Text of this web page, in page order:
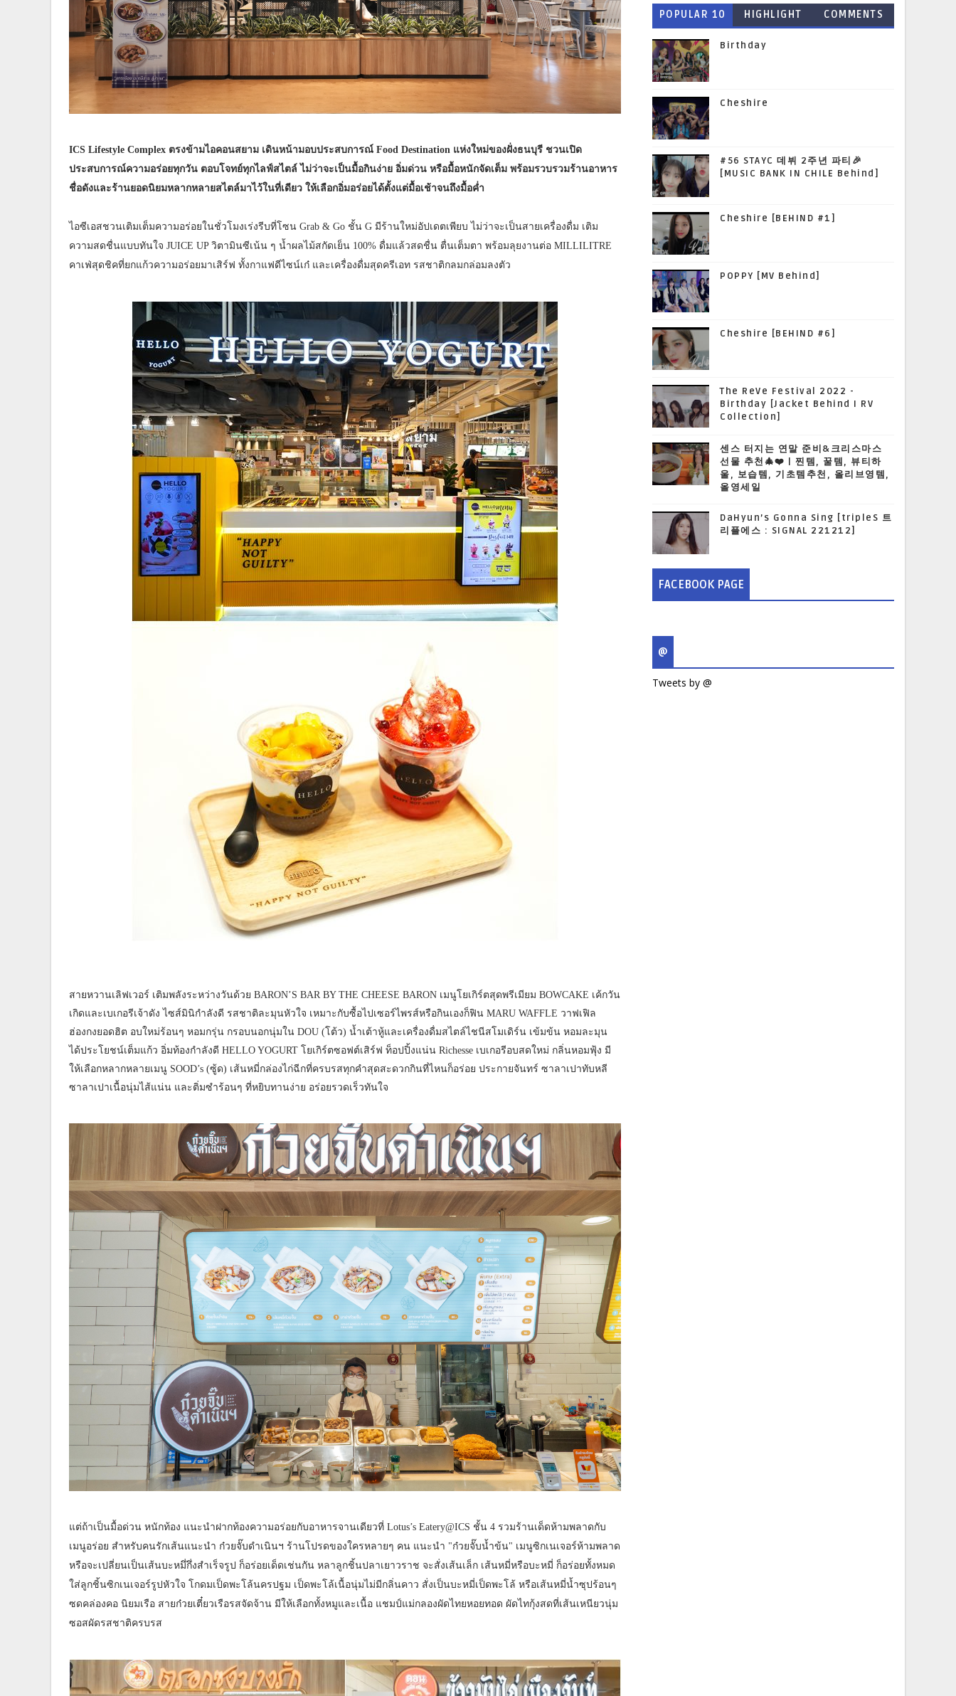
ICS Lifestyle Complex ตรงข้ามไอคอนสยาม เดินหน้ามอบประสบการณ์ Food Destination แห่งใหม่ของฝั่งธนบุรี ชวนเปิด
ประสบการณ์ความอร่อยทุกวัน ตอบโจทย์ทุกไลฟ์สไตล์ ไม่ว่าจะเป็นมื้อกินง่าย อิ่มด่วน หรือมื้อหนักจัดเต็ม พร้อมรวบรวมร้านอาหาร
ชื่อดังและร้านยอดนิยมหลากหลายสไตล์มาไว้ในที่เดียว ให้เลือกอิ่มอร่อยได้ตั้งแต่มื้อเช้าจนถึงมื้อค่ำ
ไอซีเอสชวนเติมเต็มความอร่อยในชั่วโมงเร่งรีบที่โซน Grab & Go ชั้น G มีร้านใหม่อัปเดตเพียบ ไม่ว่าจะเป็นสายเครื่องดื่ม เติม
ความสดชื่นแบบทันใจ JUICE UP วิตามินซีเน้น ๆ น้ำผลไม้สกัดเย็น 100% ดื่มแล้วสดชื่น ตื่นเต็มตา พร้อมลุยงานต่อ MILLILITRE
คาเฟ่สุดชิคที่ยกแก้วความอร่อยมาเสิร์ฟ ทั้งกาแฟดีไซน์เก๋ และเครื่องดื่มสุดครีเอท รสชาติกลมกล่อมลงตัว
สายหวานเลิฟเวอร์ เติมพลังระหว่างวันด้วย BARON’S BAR BY THE CHEESE BARON เมนูโยเกิร์ตสุดพรีเมียม BOWCAKE เค้กวัน
เกิดและเบเกอรีเจ้าดัง ไซส์มินิกำลังดี รสชาติละมุนหัวใจ เหมาะกับซื้อไปเซอร์ไพรส์หรือกินเองก็ฟิน MARU WAFFLE วาฟเฟิล
ฮ่องกงยอดฮิต อบใหม่ร้อนๆ หอมกรุ่น กรอบนอกนุ่มใน DOU (โต้ว) น้ำเต้าหู้และเครื่องดื่มสไตล์ไชนีสโมเดิร์น เข้มข้น หอมละมุน
ได้ประโยชน์เต็มแก้ว อิ่มท้องกำลังดี HELLO YOGURT โยเกิร์ตซอฟต์เสิร์ฟ ท็อปปิ้งแน่น Richesse เบเกอรีอบสดใหม่ กลิ่นหอมฟุ้ง มี
ให้เลือกหลากหลายเมนู SOOD’s (ซู้ด) เส้นหมี่กล่องไก่ฉีกที่ครบรสทุกคำสุดสะดวกกินที่ไหนก็อร่อย ประกายจันทร์ ซาลาเปาทับหลี
ซาลาเปาเนื้อนุ่มไส้แน่น และติ่มซำร้อนๆ ที่หยิบทานง่าย อร่อยรวดเร็วทันใจ
แต่ถ้าเป็นมื้อด่วน หนักท้อง แนะนำฝากท้องความอร่อยกับอาหารจานเดียวที่ Lotus’s Eatery@ICS ชั้น 4 รวมร้านเด็ดห้ามพลาดกับ
เมนูอร่อย สำหรับคนรักเส้นแนะนำ ก๋วยจั๊บดำเนินฯ ร้านโปรดของใครหลายๆ คน แนะนำ "ก๋วยจั๊บน้ำข้น" เมนูซิกเนเจอร์ห้ามพลาด
หรือจะเปลี่ยนเป็นเส้นบะหมึ่กึ่งสำเร็จรูป ก็อร่อยเด็ดเช่นกัน หลาลูกชิ้นปลาเยาวราช จะสั่งเส้นเล็ก เส้นหมี่หรือบะหมี่ ก็อร่อยทั้งหมด
ใส่ลูกชิ้นซิกเนเจอร์รูปหัวใจ โกดมเป็ดพะโล้นครปฐม เป็ดพะโล้เนื้อนุ่มไม่มีกลิ่นคาว สั่งเป็นบะหมี่เป็ดพะโล้ หรือเส้นหมี่น้ำซุปร้อนๆ
ซดคล่องคอ นิยมเรือ สายก๋วยเตี๋ยวเรือรสจัดจ้าน มีให้เลือกทั้งหมูและเนื้อ แชมป์แม่กลองผัดไทยหอยทอด ผัดไทกุ้งสดที่เส้นเหนียวนุ่ม
ซอสผัดรสชาติครบรส
POPULAR 10
HIGHLIGHT
COMMENTS
Birthday
Cheshire
#56 STAYC 데뷔 2주년 파티🎉
[MUSIC BANK IN CHILE Behind]
Cheshire [BEHIND #1]
POPPY [MV Behind]
Cheshire [BEHIND #6]
The ReVe Festival 2022 -
Birthday [Jacket Behind I RV
Collection]
센스 터지는 연말 준비&크리스마스
선물 추천🎄❤️ | 찐템, 꿀템, 뷰티하
울, 보습템, 기초템추천, 올리브영템,
올영세일
DaHyun’s Gonna Sing [tripleS 트
리플에스 : SIGNAL 221212]
FACEBOOK PAGE
@
Tweets by @